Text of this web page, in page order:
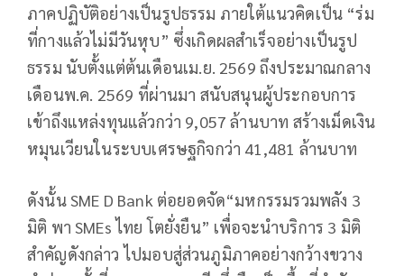
ภาคปฏิบัติอย่างเป็นรูปธรรม ภายใต้แนวคิดเป็น “ร่ม
ที่กางแล้วไม่มีวันหุบ” ซึ่งเกิดผลสำเร็จอย่างเป็นรูป
ธรรม นับตั้งแต่ต้นเดือนเม.ย. 2569 ถึงประมาณกลาง
เดือนพ.ค. 2569 ที่ผ่านมา สนับสนุนผู้ประกอบการ
เข้าถึงแหล่งทุนแล้วกว่า 9,057 ล้านบาท สร้างเม็ดเงิน
หมุนเวียนในระบบเศรษฐกิจกว่า 41,481 ล้านบาท
ดังนั้น SME D Bank ต่อยอดจัด“มหกรรมรวมพลัง 3
มิติ พา SMEs ไทย โตยั่งยืน” เพื่อจะนำบริการ 3 มิติ
สำคัญดังกล่าว ไปมอบสู่ส่วนภูมิภาคอย่างกว้างขวาง